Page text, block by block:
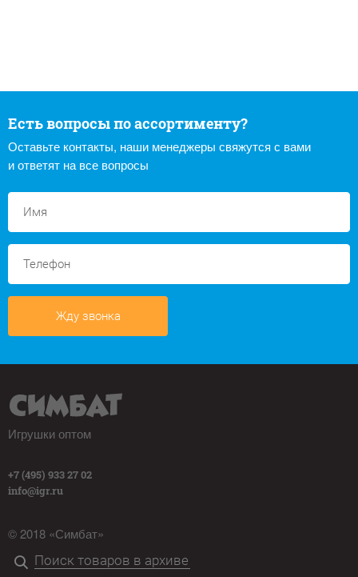
Есть вопросы по ассортименту?
Оставьте контакты, наши менеджеры свяжутся с вами
и ответят на все вопросы
Жду звонка
Игрушки оптом
+7 (495) 933 27 02
info@igr.ru
© 2018 «Симбат»